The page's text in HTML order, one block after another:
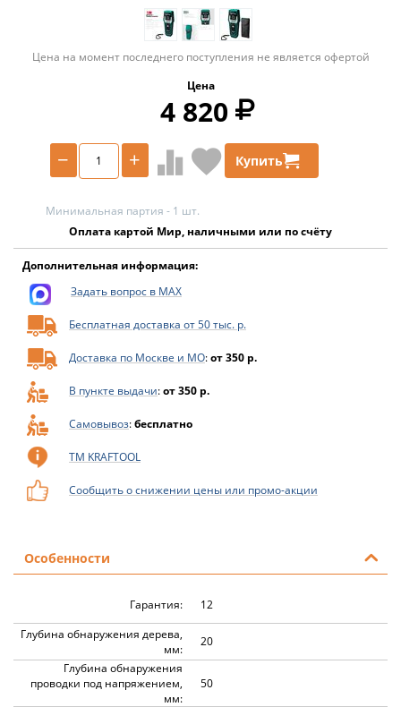
Цена на момент последнего поступления не является офертой
Цена
4 820
+
− Купить
Минимальная партия - 1 шт.
Оплата картой Мир, наличными или по счёту
Дополнительная информация:
Задать вопрос в MAX
Бесплатная доставка от 50 тыс. р.
Доставка по Москве и МО:от 350 р.
В пункте выдачи:от 350 р.
Самовывоз:бесплатно
ТМ KRAFTOOL
Сообщить о снижении цены или промо-акции
Особенности
Гарантия:
12
Глубина обнаружения дерева,
мм:
20
Глубина обнаружения
проводки под напряжением,
мм:
50